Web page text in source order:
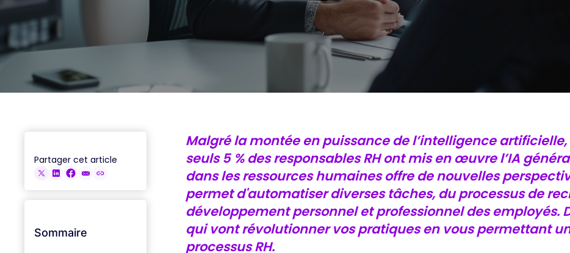
ACCÉDER AUX REPLAYS
Partager cet article
Sommaire
Malgré la montée en puissance de l’intelligence
seuls 5 % des responsables RH ont mis en œuvre l’IA
dans les ressources humaines offre de nouvelles
permet d'automatiser diverses tâches, du processus de
développement personnel et professionnel des employés.
qui vont révolutionner vos pratiques en vous permettant
processus RH.